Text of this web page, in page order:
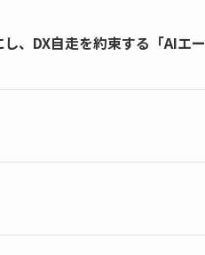
、DX自走を約束する「AIエー